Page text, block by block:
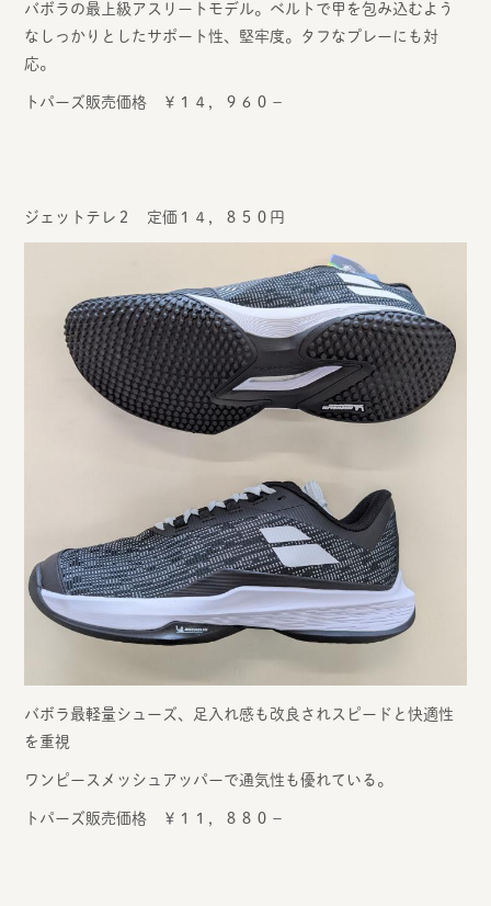
バボラの最上級アスリートモデル。ベルトで甲を包み込むよう
なしっかりとしたサポート性、堅牢度。タフなプレーにも対
応。
トパーズ販売価格 ￥１４，９６０－
ジェットテレ２ 定価１４，８５０円
バボラ最軽量シューズ、足入れ感も改良されスピードと快適性
を重視
ワンピースメッシュアッパーで通気性も優れている。
トパーズ販売価格 ￥１１，８８０－